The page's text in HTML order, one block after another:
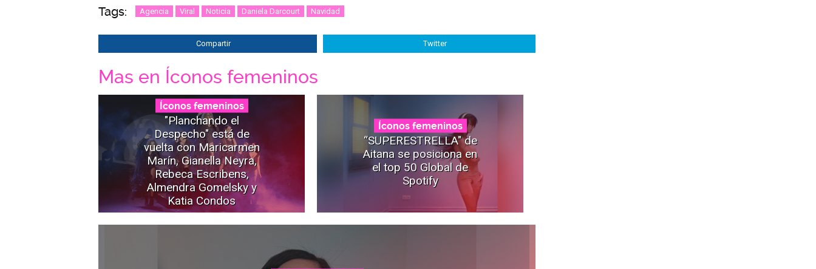
Tags: Agencia Viral Noticia Daniela Darcourt Navidad
Compartir Twitter
Mas en Íconos femeninos
Íconos femeninos
"Planchando el
Despecho" está de
vuelta con Maricarmen
Marín, Gianella Neyra,
Rebeca Escribens,
Almendra Gomelsky y
Katia Condos
Íconos femeninos
“SUPERESTRELLA" de
Aitana se posiciona en
el top 50 Global de
Spotify